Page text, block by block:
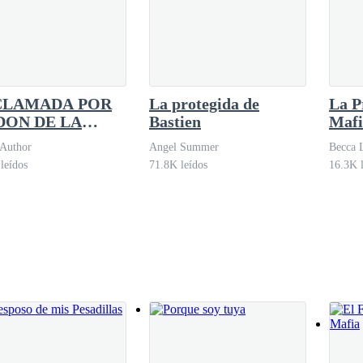
POR
DE LA
La protegida de
Bastien
Angel Summer
71.8K leídos
La
Becca
16.3K